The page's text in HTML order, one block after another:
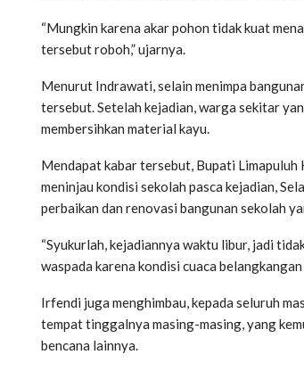
“Mungkin karena akar pohon tidak kuat
tersebut roboh,” ujarnya.
Menurut Indrawati, selain menimpa
tersebut. Setelah kejadian, warga sekitar
membersihkan material kayu.
Mendapat kabar tersebut, Bupati
meninjau kondisi sekolah pasca kejadian,
perbaikan dan renovasi bangunan sekolah
“Syukurlah, kejadiannya waktu libur, jadi
waspada karena kondisi cuaca
Irfendi juga menghimbau, kepada seluruh
tempat tinggalnya masing-masing, yang
bencana lainnya.